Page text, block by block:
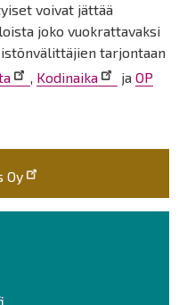
voivat jättää
joko vuokrattavaksi
tarjontaan
, Kodinaika ja OP
Oy